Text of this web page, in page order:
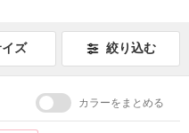
ズ 絞り込む
カラーをまとめる